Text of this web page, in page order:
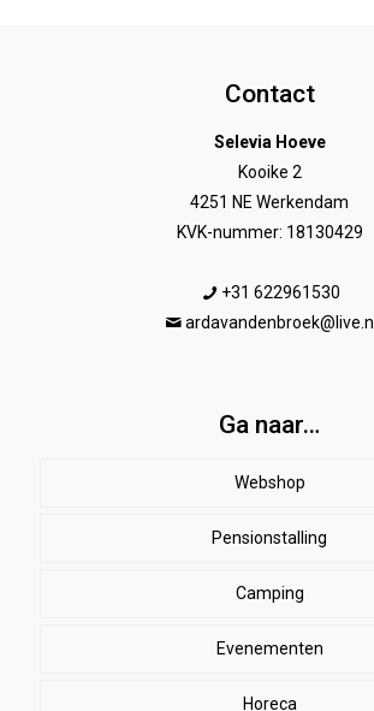
Contact
Selevia Hoeve
Kooike 2
4251 NE Werkendam
KVK-nummer: 18130429
+31 622961530
ardavandenbroek@live.nl
Ga naar…
Webshop
Paard
Beenbeschermers
EHBO
Dekens
Ruiter
Herenkleding
Dames paardrijkleding
Stal
SALE
Pensionstalling
Camping
Evenementen
Horeca